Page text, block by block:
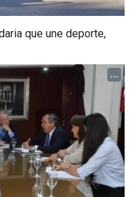
que une deporte,
...